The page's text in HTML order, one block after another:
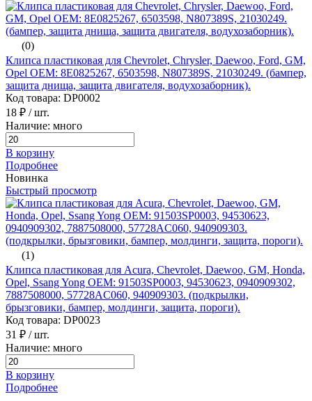
(0)
Клипса пластиковая для Chevrolet, Chrysler, Daewoo, Ford, GM,
Opel ОЕМ: 8E0825267, 6503598, N807389S, 21030249. (бампер,
защита днища, защита двигателя, водухозаборник).
Код товара: DP0002
18 ₽ / шт.
Наличие: много
В корзину
Подробнее
Новинка
Быстрый просмотр
(1)
Клипса пластиковая для Acura, Chevrolet, Daewoo, GM, Honda,
Opel, Ssang Yong ОЕМ: 91503SP0003, 94530623, 0940909302,
7887508000, 57728AC060, 940909303. (подкрылки,
брызговики, бампер, молдинги, защита, пороги).
Код товара: DP0023
31 ₽ / шт.
Наличие: много
В корзину
Подробнее